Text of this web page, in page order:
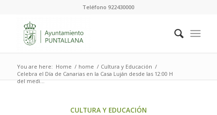
Teléfono 922430000
You are here: Home / home / Cultura y Educación /
Celebra el Día de Canarias en la Casa Luján desde las 12:00 H
del medi...
CULTURA Y EDUCACIÓN